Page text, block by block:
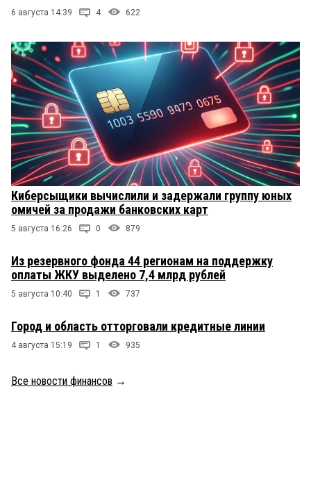
6 августа 14:39 4 622
Киберсыщики вычислили и задержали группу юных
омичей за продажи банковских карт
5 августа 16:26 0 879
Из резервного фонда 44 регионам на поддержку
оплаты ЖКУ выделено 7,4 млрд рублей
5 августа 10:40 1 737
Город и область отторговали кредитные линии
4 августа 15:19 1 935
Все новости финансов →